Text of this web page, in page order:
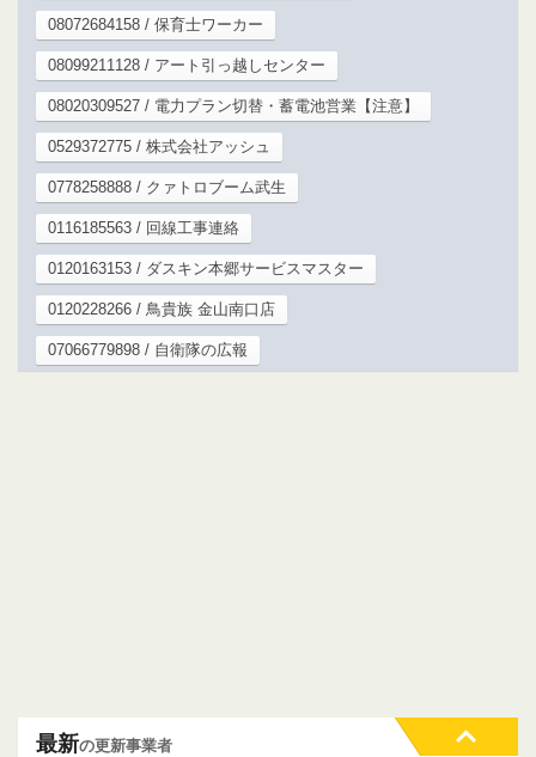
08072684158 / 保育士ワーカー
08099211128 / アート引っ越しセンター
08020309527 / 電力プラン切替・蓄電池営業【注意】
0529372775 / 株式会社アッシュ
0778258888 / クァトロブーム武生
0116185563 / 回線工事連絡
0120163153 / ダスキン本郷サービスマスター
0120228266 / 鳥貴族 金山南口店
07066779898 / 自衛隊の広報
最新の更新事業者